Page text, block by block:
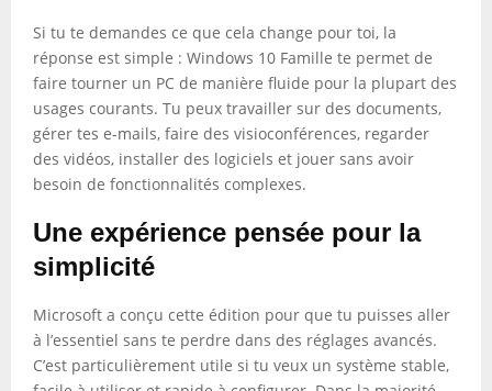
Si tu te demandes ce que cela change pour toi, la
réponse est simple : Windows 10 Famille te permet de
faire tourner un PC de manière fluide pour la plupart des
usages courants. Tu peux travailler sur des documents,
gérer tes e-mails, faire des visioconférences, regarder
des vidéos, installer des logiciels et jouer sans avoir
besoin de fonctionnalités complexes.
Une expérience pensée pour la
simplicité
Microsoft a conçu cette édition pour que tu puisses aller
à l’essentiel sans te perdre dans des réglages avancés.
C’est particulièrement utile si tu veux un système stable,